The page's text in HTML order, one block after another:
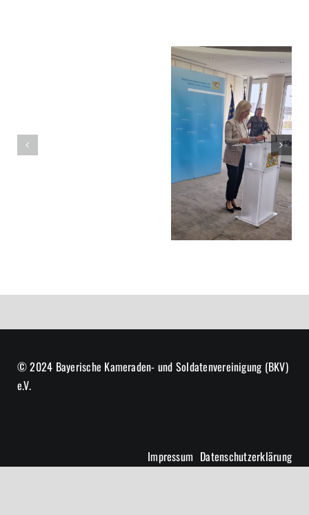
Kriegsgräberfürsorge
Anerkennung
als
© 2024 Bayerische Kameraden- und Soldatenvereinigung (BKV)
e.V.
Impressum Datenschutzerklärung